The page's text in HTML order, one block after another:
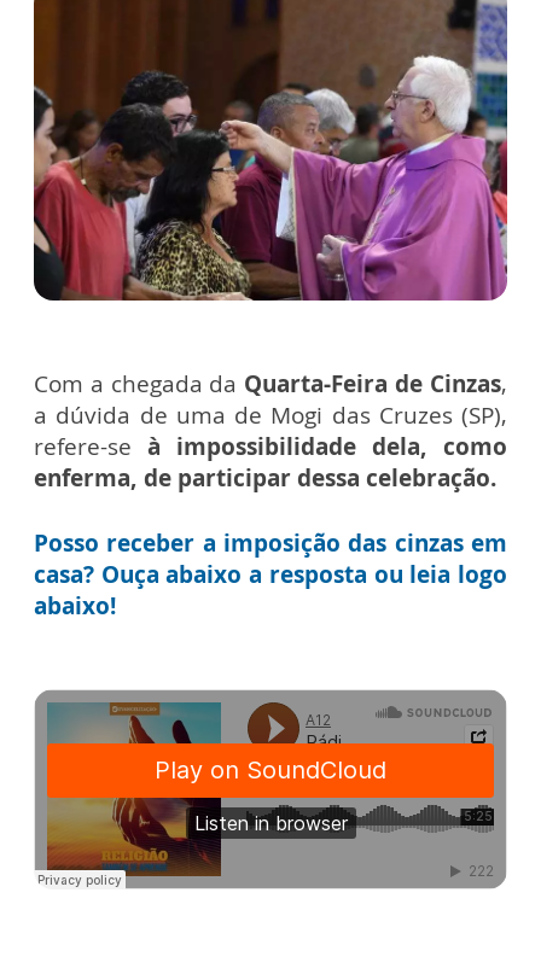
Com a chegada da Quarta-Feira de Cinzas,
a dúvida de uma de Mogi das Cruzes (SP),
refere-se à impossibilidade dela, como
enferma, de participar dessa celebração.
Posso receber a imposição das cinzas em
casa? Ouça abaixo a resposta ou leia logo
abaixo!